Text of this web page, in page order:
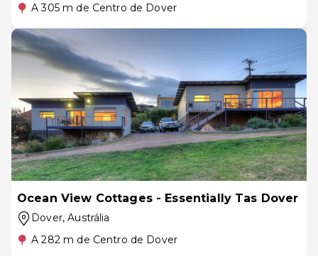
A 305 m de Centro de Dover
Ocean View Cottages - Essentially Tas Dover
Dover, Austrália
A 282 m de Centro de Dover